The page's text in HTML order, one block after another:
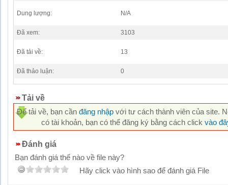
Dung lượng: N/A
Đã xem: 3103
Đã tải về: 13
Đã thảo luận: 0
Tải về
Để tải về, bạn cần đăng nhập với tư cách thành viên của site.
có tài khoản, bạn có thể đăng ký bằng cách click vào
Đánh giá
Bạn đánh giá thế nào về file này?
Hãy click vào hình sao để đánh giá File